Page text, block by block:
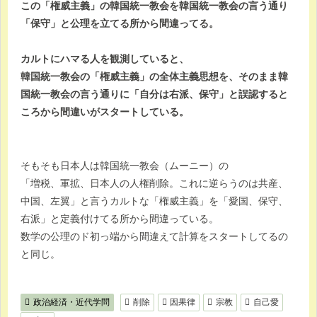
この「権威主義」の韓国統一教会を韓国統一教会の言う通り
「保守」と公理を立てる所から間違ってる。
カルトにハマる人を観測していると、
韓国統一教会の「権威主義」の全体主義思想を、そのまま韓
国統一教会の言う通りに「自分は右派、保守」と誤認すると
ころから間違いがスタートしている。
そもそも日本人は韓国統一教会（ムーニー）の
「増税、軍拡、日本人の人権削除。これに逆らうのは共産、
中国、左翼」と言うカルトな「権威主義」を「愛国、保守、
右派」と定義付けてる所から間違っている。
数学の公理のド初っ端から間違えて計算をスタートしてるの
と同じ。
政治経済・近代学問 削除 因果律 宗教
自己愛